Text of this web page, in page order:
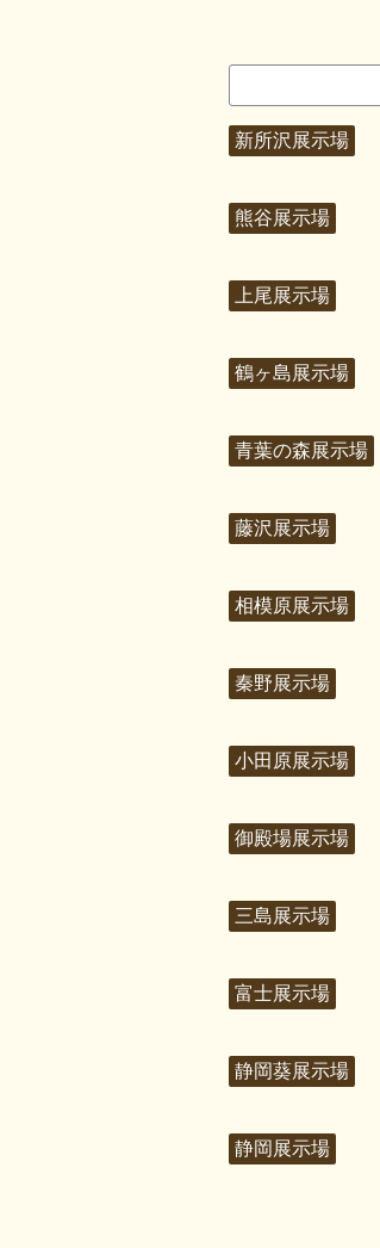
新所沢展示場
熊谷展示場
上尾展示場
鶴ヶ島展示場
青葉の森展示場
藤沢展示場
相模原展示場
秦野展示場
小田原展示場
御殿場展示場
三島展示場
富士展示場
静岡葵展示場
静岡展示場